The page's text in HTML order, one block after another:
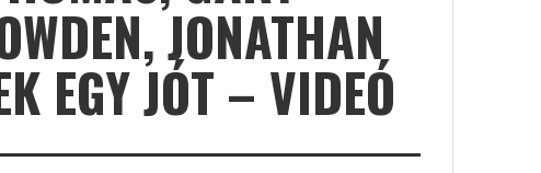
JONATHAN
EGY JÓT – VIDEÓ